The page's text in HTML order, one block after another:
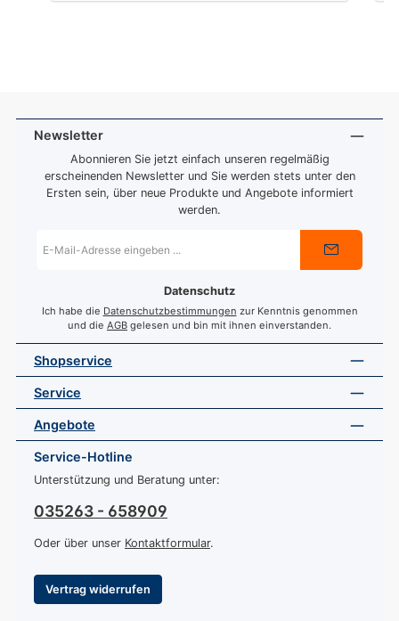
Newsletter
Abonnieren Sie jetzt einfach unseren regelmäßig
erscheinenden Newsletter und Sie werden stets unter den
Ersten sein, über neue Produkte und Angebote informiert
werden.
Mail-
Datenschutz
Ich habe die Datenschutzbestimmungen zur Kenntnis genommen
und die AGB gelesen und bin mit ihnen einverstanden.
Shopservice
Service
Angebote
Service-Hotline
Unterstützung und Beratung unter:
035263 - 658909
Oder über unser Kontaktformular.
Vertrag widerrufen